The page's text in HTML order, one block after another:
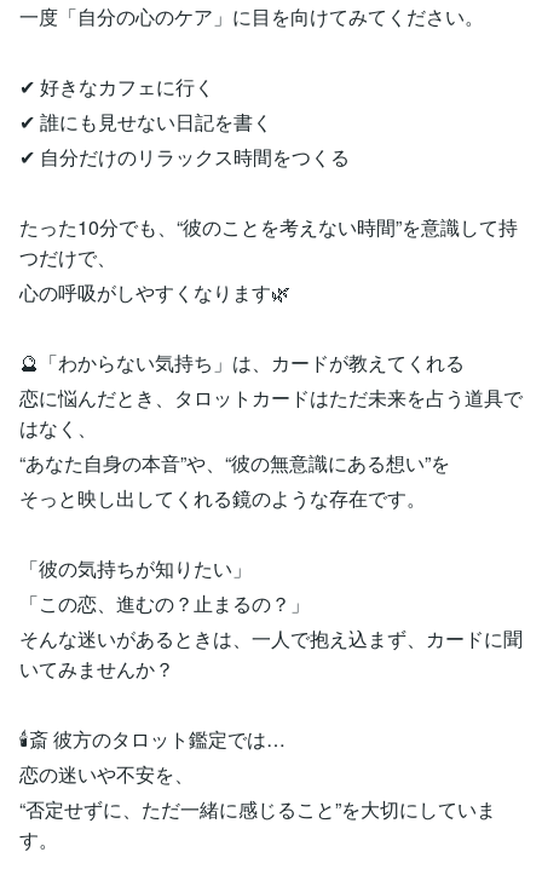
一度「自分の心のケア」に目を向けてみてください。
✔︎ 好きなカフェに行く
✔︎ 誰にも見せない日記を書く
✔︎ 自分だけのリラックス時間をつくる
たった10分でも、“彼のことを考えない時間”を意識して持
つだけで、
心の呼吸がしやすくなります🌿
🔮「わからない気持ち」は、カードが教えてくれる
恋に悩んだとき、タロットカードはただ未来を占う道具で
はなく、
“あなた自身の本音”や、“彼の無意識にある想い”を
そっと映し出してくれる鏡のような存在です。
「彼の気持ちが知りたい」
「この恋、進むの？止まるの？」
そんな迷いがあるときは、一人で抱え込まず、カードに聞
いてみませんか？
🕯️斎 彼方のタロット鑑定では…
恋の迷いや不安を、
“否定せずに、ただ一緒に感じること”を大切にしていま
す。